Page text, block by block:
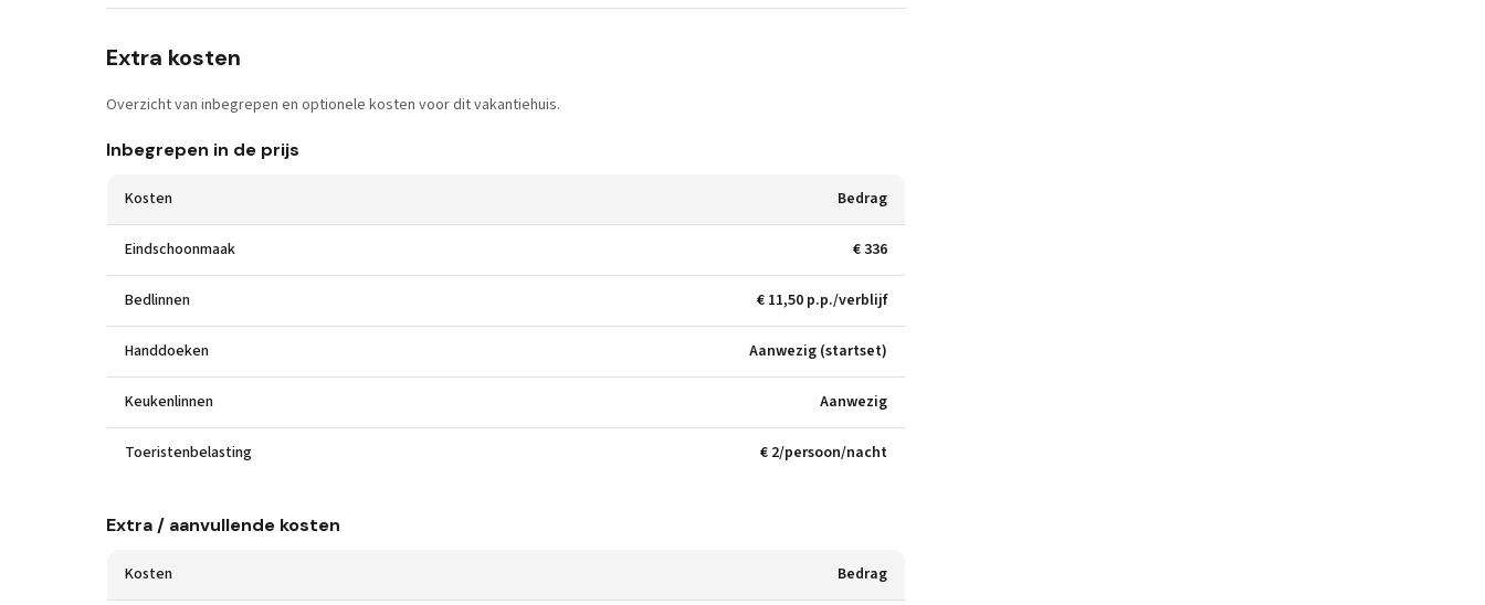
Extra kosten
Overzicht van inbegrepen en optionele kosten voor dit vakantiehuis.
Inbegrepen in de prijs
Kosten Bedrag
Eindschoonmaak € 336
Bedlinnen € 11,50 p.p./verblijf
Handdoeken Aanwezig (startset)
Keukenlinnen Aanwezig
Toeristenbelasting € 2/persoon/nacht
Extra / aanvullende kosten
Kosten Bedrag